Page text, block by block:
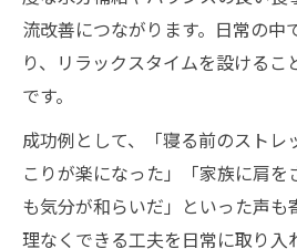
流改善につながります。日常の中
り、リラックスタイムを設けるこ
です。
成功例として、「寝る前のストレ
こりが楽になった」「家族に肩を
も気分が和らいだ」といった声も
理なくできる工夫を日常に取り入